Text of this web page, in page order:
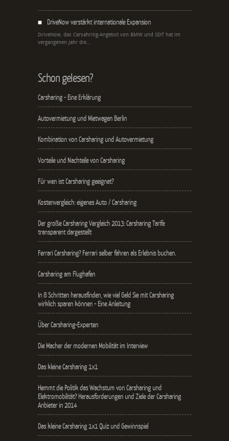
DriveNow verstärkt internationale Expansion
DriveNow, das Carsahring-Angebot von BMW und SIXT hat im
vergangenen Jahr die...
Schon gelesen?
Carsharing - Eine Erklärung
Autovermietung und Mietwagen Berlin
Kombination von Carsharing und Autovermietung
Vorteile und Nachteile von Carsharing
Für wen ist Carsharing geeignet?
Kostenvergleich: eigenes Auto / Carsharing
Der große Carsharing Vergleich 2013: Carsharing Tarife
transparent dargestellt
Ferrari Carsharing? Ferrari selber fahren als Erlebnis buchen.
Carsharing am Flughafen
In 8 Schritten herausfinden, wie viel Geld Sie mit Carsharing
wirklich sparen können - Eine Anleitung
Über Carsharing-Experten
Die Macher der modernen Mobilität im Interview
Das kleine Carsharing 1x1
Hemmt die Politik das Wachstum von Carsharing und
Elektromobilität? Herausforderungen und Ziele der Carsharing
Anbieter in 2014
Das kleine Carsharing 1x1 Quiz und Gewinnspiel